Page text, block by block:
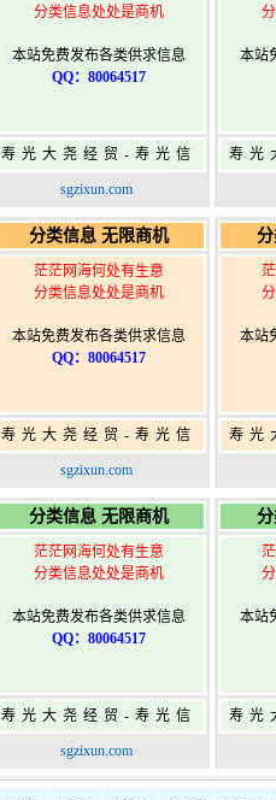
分类信息处处是商机
本站免费发布各类供求信息
QQ：80064517
寿光大尧经贸-寿光信
息网-免费信息发布网-
sgzixun.com
本站
寿光
分类信息 无限商机
茫茫网海何处有生意
分类信息处处是商机
本站免费发布各类供求信息
QQ：80064517
寿光大尧经贸-寿光信
息网-免费信息发布网-
sgzixun.com
本站
寿光
分类信息 无限商机
茫茫网海何处有生意
分类信息处处是商机
本站免费发布各类供求信息
QQ：80064517
寿光大尧经贸-寿光信
息网-免费信息发布网-
寿光广告发布
sgzixun.com
本站
寿光
如何发布信息？ 如何固定在